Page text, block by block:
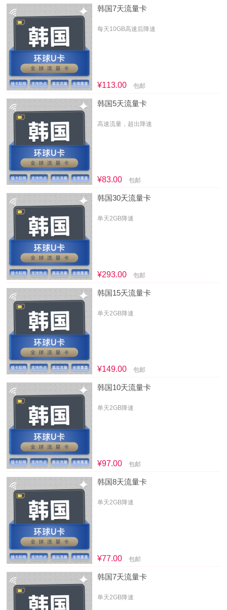
韩国7天流量卡
每天10GB高速后降速
¥113.00 包邮
韩国5天流量卡
高速流量，超出降速
¥83.00 包邮
韩国30天流量卡
单天2GB降速
¥293.00 包邮
韩国15天流量卡
单天2GB降速
¥149.00 包邮
韩国10天流量卡
单天2GB降速
¥97.00 包邮
韩国8天流量卡
单天2GB降速
¥77.00 包邮
韩国7天流量卡
单天2GB降速